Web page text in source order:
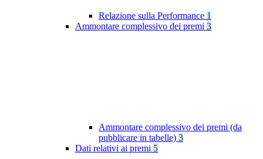
Relazione sulla Performance 1
Ammontare complessivo dei premi 3
Ammontare complessivo dei premi (da
pubblicare in tabelle) 3
Dati relativi ai premi 5